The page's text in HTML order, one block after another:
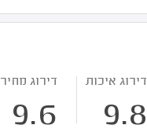
דירוג איכות
9.8
דירוג מחיר
9.6